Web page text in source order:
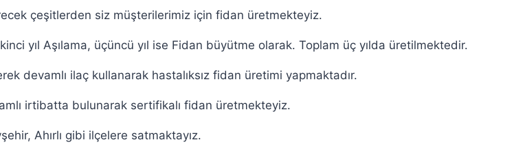
çeşitlerden siz müşterilerimiz için fidan üretmekteyiz.
yıl Aşılama, üçüncü yıl ise Fidan büyütme olarak. Toplam üç yılda üretilmektedir.
devamlı ilaç kullanarak hastalıksız fidan üretimi yapmaktadır.
irtibatta bulunarak sertifikalı fidan üretmekteyiz.
Ahırlı gibi ilçelere satmaktayız.